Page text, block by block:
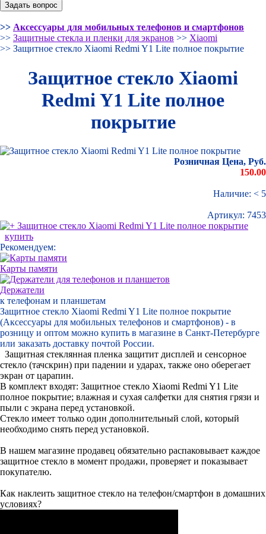
>> Аксессуары для мобильных телефонов и смартфонов
>> Защитные стекла и пленки для экранов >> Xiaomi
>> Защитное стекло Xiaomi Redmi Y1 Lite полное покрытие
Защитное стекло Xiaomi
Redmi Y1 Lite полное
покрытие
Розничная Цена, Руб.
150.00
Наличие: < 5
Артикул: 7453
купить
Рекомендуем:
Карты памяти
Держатели
к телефонам и планшетам
Защитное стекло Xiaomi Redmi Y1 Lite полное покрытие
(Аксессуары для мобильных телефонов и смартфонов) - в
розницу и оптом можно купить в магазине в Санкт-Петербурге
или заказать доставку почтой России.
Защитная стеклянная пленка защитит дисплей и сенсорное
стекло (тачскрин) при падении и ударах, также оно оберегает
экран от царапин.
В комплект входят: Защитное стекло Xiaomi Redmi Y1 Lite
полное покрытие; влажная и сухая салфетки для снятия грязи и
пыли с экрана перед установкой.
Стекло имеет только один дополнительный слой, который
необходимо снять перед установкой.
В нашем магазине продавец обязательно распаковывает каждое
защитное стекло в момент продажи, проверяет и показывает
покупателю.
Как наклеить защитное стекло на телефон/смартфон в домашних
условиях?